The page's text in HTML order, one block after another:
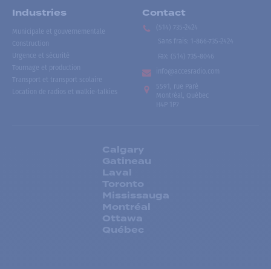
Industries
Municipale et gouvernementale
Construction
Urgence et sécurité
Tournage et production
Transport et transport scolaire
Location de radios et walkie-talkies
Contact
(514) 735-2424
Sans frais
1-866-735-2424
Fax:
(514) 735-8046
info@accesradio.com
5591, rue Paré
Montréal, Québec
H4P 1P7
Calgary
Gatineau
Laval
Toronto
Mississauga
Montréal
Ottawa
Québec